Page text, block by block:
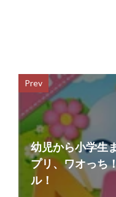
Prev
幼児から小学生
プリ、ワオっち
ル！